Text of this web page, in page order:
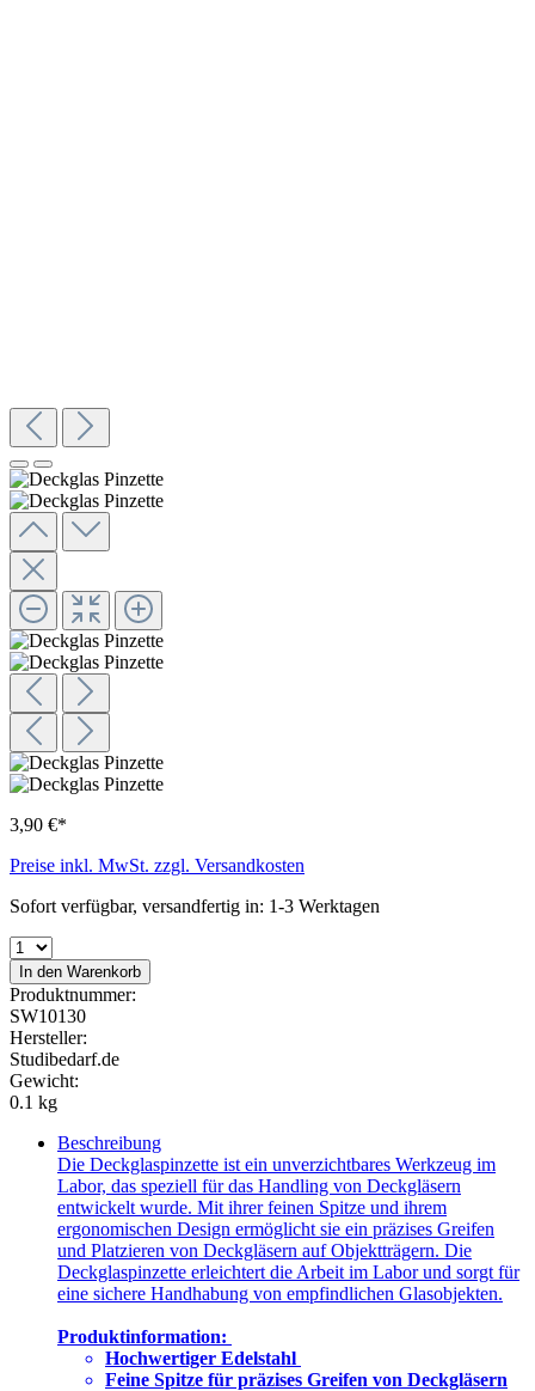
3,90 €*
Preise inkl. MwSt. zzgl. Versandkosten
Sofort verfügbar, versandfertig in: 1-3 Werktagen
In den Warenkorb
Produktnummer:
SW10130
Hersteller:
Studibedarf.de
Gewicht:
0.1 kg
Beschreibung
Die Deckglaspinzette ist ein unverzichtbares Werkzeug im
Labor, das speziell für das Handling von Deckgläsern
entwickelt wurde. Mit ihrer feinen Spitze und ihrem
ergonomischen Design ermöglicht sie ein präzises Greifen
und Platzieren von Deckgläsern auf Objektträgern. Die
Deckglaspinzette erleichtert die Arbeit im Labor und sorgt für
eine sichere Handhabung von empfindlichen Glasobjekten.
Produktinformation:
Hochwertiger Edelstahl
Feine Spitze für präzises Greifen von Deckgläsern